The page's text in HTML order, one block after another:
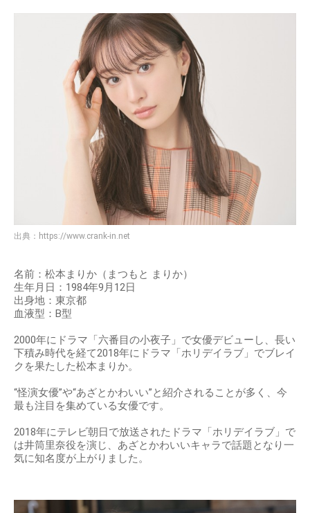
出典： https://www.crank-in.net
名前：松本まりか（まつもと まりか）
生年月日：1984年9月12日
出身地：東京都
血液型：B型
2000年にドラマ「六番目の小夜子」で女優デビューし、長い
下積み時代を経て2018年にドラマ「ホリデイラブ」でブレイ
クを果たした松本まりか。
“怪演女優”や“あざとかわいい”と紹介されることが多く、今
最も注目を集めている女優です。
2018年にテレビ朝日で放送されたドラマ「ホリデイラブ」で
は井筒里奈役を演じ、あざとかわいいキャラで話題となり一
気に知名度が上がりました。